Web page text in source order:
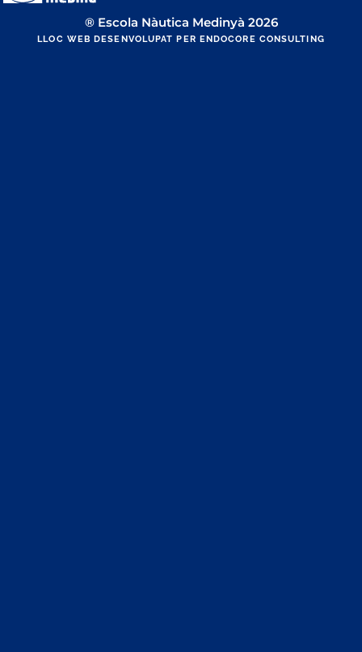
® Escola Nàutica Medinyà 2026
LLOC WEB DESENVOLUPAT PER ENDOCORE CONSULTING